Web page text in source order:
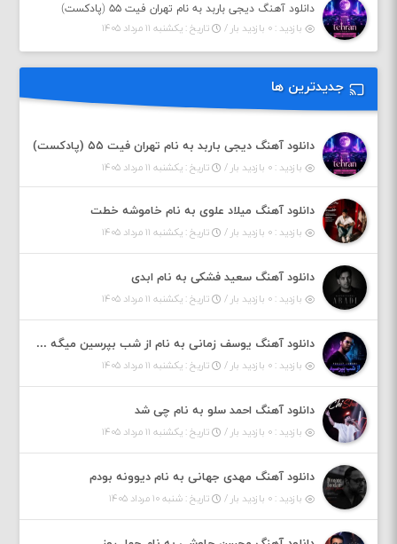
دانلود آهنگ دیجی باربد به نام تهران فیت ۵۵ (پادکست)
بازدید : ۰ بازدید بار /
تاریخ : یکشنبه ۱۱ مرداد ۱۴۰۵
جدیدترین ها
دانلود آهنگ دیجی باربد به نام تهران فیت ۵۵ (پادکست)
بازدید : ۰ بازدید بار / تاریخ : یکشنبه ۱۱ مرداد ۱۴۰۵
دانلود آهنگ میلاد علوی به نام خاموشه خطت
بازدید : ۰ بازدید بار / تاریخ : یکشنبه ۱۱ مرداد ۱۴۰۵
دانلود آهنگ سعید فشکی به نام ابدی
بازدید : ۰ بازدید بار / تاریخ : یکشنبه ۱۱ مرداد ۱۴۰۵
دانلود آهنگ یوسف زمانی به نام از شب بپرسین میگه چه روزگاری دارم
بازدید : ۰ بازدید بار / تاریخ : یکشنبه ۱۱ مرداد ۱۴۰۵
دانلود آهنگ احمد سلو به نام چی شد
بازدید : ۰ بازدید بار / تاریخ : یکشنبه ۱۱ مرداد ۱۴۰۵
دانلود آهنگ مهدی جهانی به نام دیوونه بودم
بازدید : ۰ بازدید بار / تاریخ : شنبه ۱۰ مرداد ۱۴۰۵